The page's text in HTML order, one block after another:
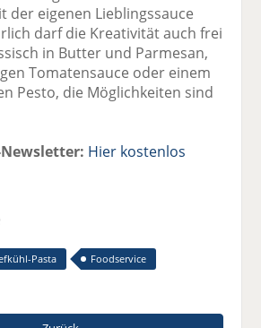
der eigenen Lieblingssauce
darf die Kreativität auch frei
in Butter und Parmesan,
Tomatensauce oder einem
Pesto, die Möglichkeiten sind
Hier kostenlos
Pasta Foodservice